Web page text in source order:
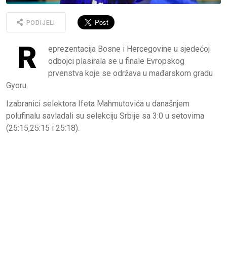
PODIJELI
R
eprezentacija Bosne i Hercegovine u sjedećoj
odbojci plasirala se u finale Evropskog
prvenstva koje se održava u mađarskom gradu
Gyoru.
Izabranici selektora Ifeta Mahmutovića u današnjem
polufinalu savladali su selekciju Srbije sa 3:0 u setovima
(25:15,25:15 i 25:18).